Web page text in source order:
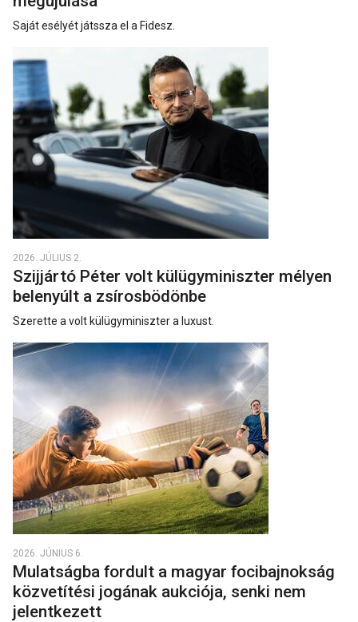
Saját esélyét játssza el a Fidesz.
2026. JÚLIUS 2.
Szijjártó Péter volt külügyminiszter mélyen
belenyúlt a zsírosbödönbe
Szerette a volt külügyminiszter a luxust.
2026. JÚNIUS 6.
Mulatságba fordult a magyar focibajnokság
közvetítési jogának aukciója, senki nem
jelentkezett